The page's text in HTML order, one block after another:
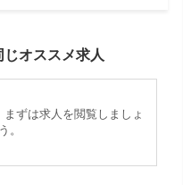
オススメ求人
ずは求人を閲覧しましょ
う。